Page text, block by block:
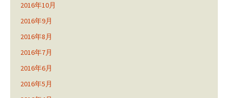
2016年10月
2016年9月
2016年8月
2016年7月
2016年6月
2016年5月